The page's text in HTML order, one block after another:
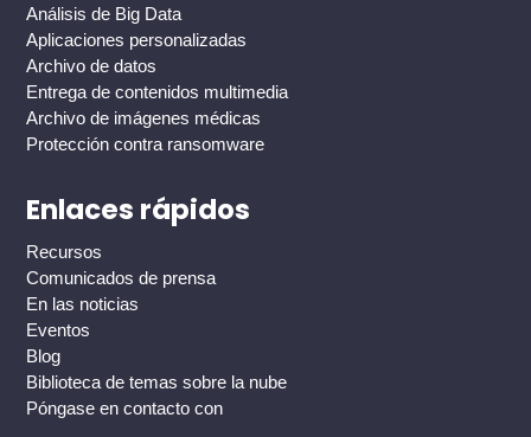
Análisis de Big Data
Aplicaciones personalizadas
Archivo de datos
Entrega de contenidos multimedia
Archivo de imágenes médicas
Protección contra ransomware
Enlaces rápidos
Recursos
Comunicados de prensa
En las noticias
Eventos
Blog
Biblioteca de temas sobre la nube
Póngase en contacto con